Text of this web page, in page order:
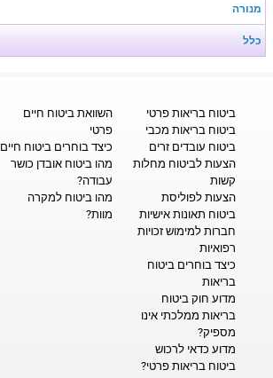
מנורה
כלל
ביטוח בריאות פרטי
ביטוח בריאות מכבי
ביטוח עובדים זרים
הצעות לביטוח מחלות
קשות
הצעות לפוליסת
ביטוח תאונות אישיות
חברות למימוש זכויות
רפואיות
כיצד בוחרים ביטוח
בריאות
מדוע חוק ביטוח
בריאות ממלכתי אינו
מספיק?
מדוע כדאי לרכוש
ביטוח בריאות פרטי?
השוואת ביטוח חיים
פרטי
כיצד בוחרים ביטוח חיים
מהו ביטוח אובדן כושר
עבודה?
מהו ביטוח למקרה
מוות?